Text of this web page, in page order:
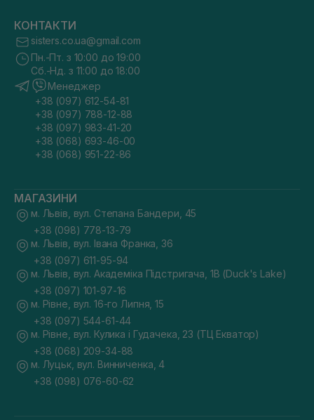
КОНТАКТИ
sisters.co.ua@gmail.com
Пн.-Пт. з 10:00 до 19:00
Сб.-Нд. з 11:00 до 18:00
Менеджер
+38 (097) 612-54-81
+38 (097) 788-12-88
+38 (097) 983-41-20
+38 (068) 693-46-00
+38 (068) 951-22-86
МАГАЗИНИ
м. Львів, вул. Степана Бандери, 45
+38 (098) 778-13-79
м. Львів, вул. Івана Франка, 36
+38 (097) 611-95-94
м. Львів, вул. Академіка Підстригача, 1В (Duck's Lake)
+38 (097) 101-97-16
м. Рівне, вул. 16-го Липня, 15
+38 (097) 544-61-44
м. Рівне, вул. Кулика і Гудачека, 23 (ТЦ Екватор)
+38 (068) 209-34-88
м. Луцьк, вул. Винниченка, 4
+38 (098) 076-60-62